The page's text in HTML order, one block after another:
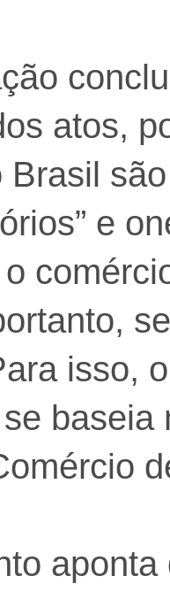
atos,
Brasil
e
isso,
baseia